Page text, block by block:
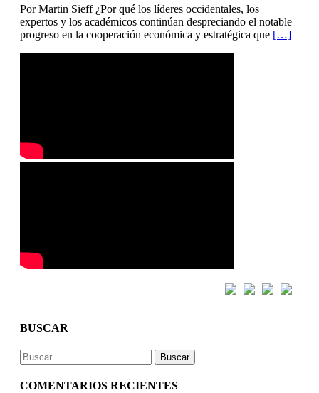
Por Martin Sieff ¿Por qué los líderes occidentales, los
expertos y los académicos continúan despreciando el notable
progreso en la cooperación económica y estratégica que […]
BUSCAR
Buscar:
COMENTARIOS RECIENTES